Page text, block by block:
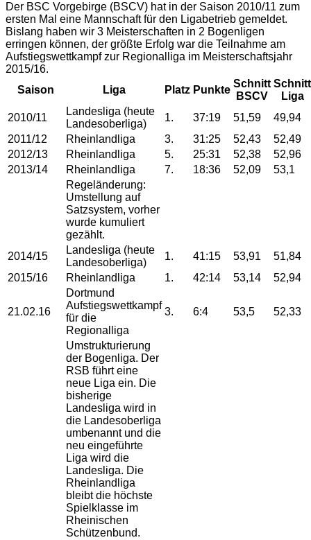
Der BSC Vorgebirge (BSCV) hat in der Saison 2010/11 zum
ersten Mal eine Mannschaft für den Ligabetrieb gemeldet.
Bislang haben wir 3 Meisterschaften in 2 Bogenligen
erringen können, der größte Erfolg war die Teilnahme am
Aufstiegswettkampf zur Regionalliga im Meisterschaftsjahr
2015/16.
Saison
Liga Platz Punkte
Schnitt
BSCV
Schnitt
Liga
2010/11
Landesliga (heute
Landesoberliga)
1. 37:19 51,59
49,94
2011/12
Rheinlandliga 3. 31:25 52,43
52,49
2012/13
Rheinlandliga 5. 25:31 52,38
52,96
2013/14
Rheinlandliga 7. 18:36 52,09
53,1
Regeländerung:
Umstellung auf
Satzsystem, vorher
wurde kumuliert
gezählt.
2014/15
Landesliga (heute
Landesoberliga)
1. 41:15 53,91
51,84
2015/16
Rheinlandliga 1. 42:14 53,14 52,94
21.02.16
Dortmund
Aufstiegswettkampf
für die
Regionalliga
3. 6:4 53,5 52,33
Umstrukturierung
der Bogenliga. Der
RSB führt eine
neue Liga ein. Die
bisherige
Landesliga wird in
die Landesoberliga
umbenannt und die
neu eingeführte
Liga wird die
Landesliga. Die
Rheinlandliga
bleibt die höchste
Spielklasse im
Rheinischen
Schützenbund.